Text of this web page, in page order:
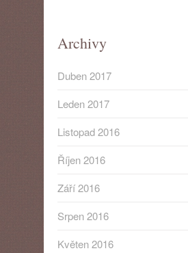
Archivy
Duben 2017
Leden 2017
Listopad 2016
Říjen 2016
Září 2016
Srpen 2016
Květen 2016